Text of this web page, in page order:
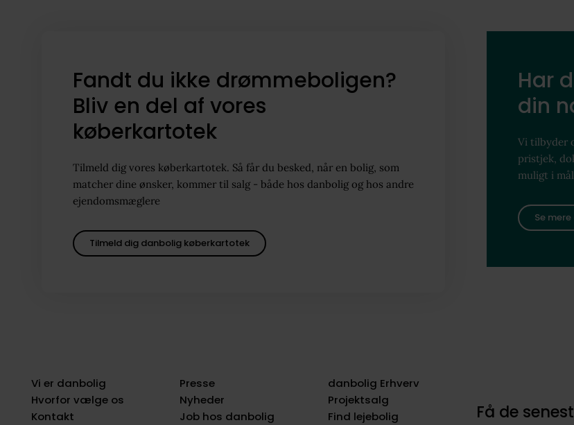
Fandt du ikke drømmeboligen?
Bliv en del af vores
køberkartotek
Tilmeld dig vores køberkartotek. Så får du besked, når en bolig, som
matcher dine ønsker, kommer til salg - både hos danbolig og hos andre
ejendomsmæglere
Tilmeld dig danbolig køberkartotek
Har
din
Vi tilbyder
pristjek,
muligt i
Se
Få de
Vi er danbolig
Hvorfor vælge os
Kontakt
Presse
Nyheder
Job hos danbolig
danbolig Erhverv
Projektsalg
Find lejebolig